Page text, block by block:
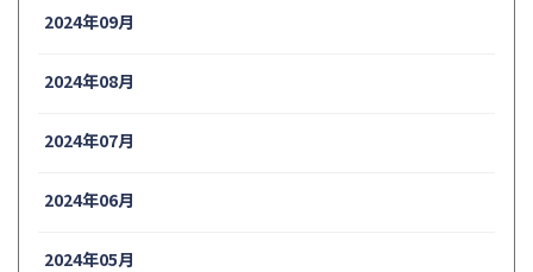
2024年09月
2024年08月
2024年07月
2024年06月
2024年05月